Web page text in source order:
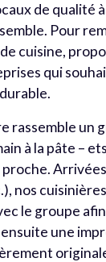
de qualité
Pour
cuisine,
qui
rassemble un
à la pâte –
nos
le groupe
une